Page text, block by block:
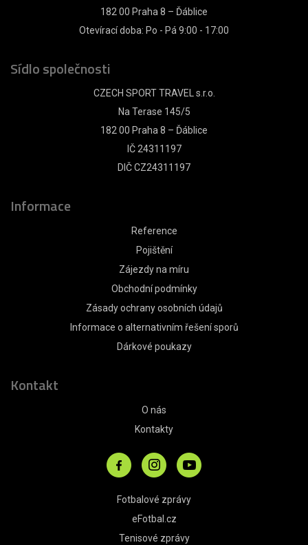
182 00 Praha 8 – Ďáblice
Otevírací doba: Po - Pá 9:00 - 17:00
Sídlo společnosti
CZECH SPORT TRAVEL s.r.o.
Na Terase 145/5
182 00 Praha 8 – Ďáblice
IČ 24311197
DIČ CZ24311197
Informace
Reference
Pojištění
Zájezdy na míru
Obchodní podmínky
Zásady ochrany osobních údajů
Informace o alternativním řešení sporů
Dárkové poukazy
Kontakt
O nás
Kontakty
Fotbalové zprávy
eFotbal.cz
Tenisové zprávy